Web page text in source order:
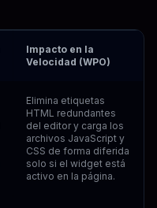
Impacto en la
Velocidad (WPO)
Elimina etiquetas
HTML redundantes
del editor y carga los
archivos JavaScript y
CSS de forma diferida
solo si el widget está
activo en la página.